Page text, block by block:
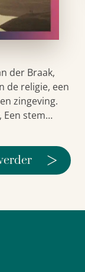
der Braak,
de religie, een
zingeving.
Een stem…
>